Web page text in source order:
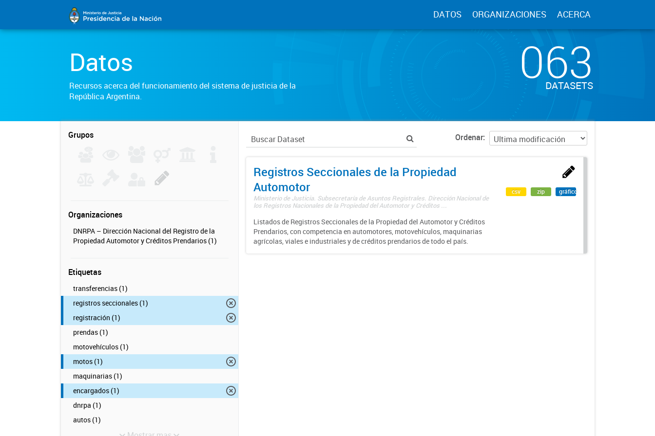
DATOS ORGANIZACIONES ACERCA
Datos
Recursos acerca del funcionamiento del sistema de justicia de la
República Argentina.
063
DATASETS
Grupos
Organizaciones
DNRPA – Dirección Nacional del Registro de la
Propiedad Automotor y Créditos Prendarios (1)
Etiquetas
transferencias (1)
registros seccionales (1)
registración (1)
prendas (1)
motovehículos (1)
motos (1)
maquinarias (1)
encargados (1)
dnrpa (1)
autos (1)
Ordenar
Registros Seccionales de la Propiedad
Automotor
Ministerio de Justicia. Subsecretaría de Asuntos Registrales. Dirección Nacional de
los Registros Nacionales de la Propiedad del Automotor y Créditos ...
Listados de Registros Seccionales de la Propiedad del Automotor y Créditos
Prendarios, con competencia en automotores, motovehículos, maquinarias
agrícolas, viales e industriales y de créditos prendarios de todo el país.
csv zip gráfico